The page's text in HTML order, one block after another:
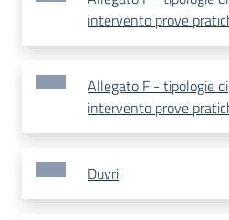
intervento prove
Allegato F - tipologie di
intervento prove
Duvri